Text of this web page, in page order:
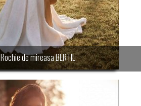
Rochie de mireasa BERTIL